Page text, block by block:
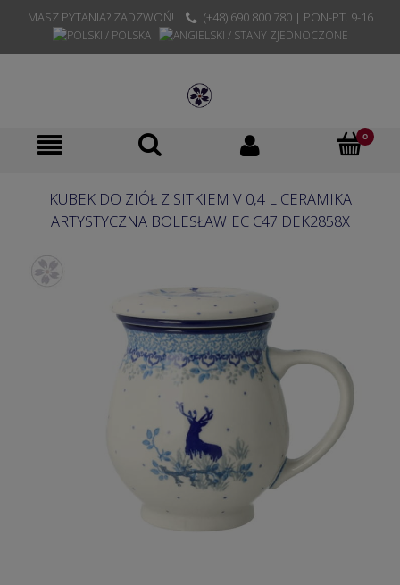
MASZ PYTANIA? ZADZWOŃ! (+48) 690 800 780 | PON-PT. 9-16
KUBEK DO ZIÓŁ Z SITKIEM V 0,4 L CERAMIKA
ARTYSTYCZNA BOLESŁAWIEC C47 DEK2858X